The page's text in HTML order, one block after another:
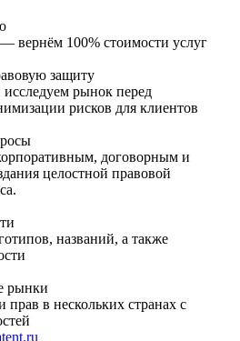
вернём 100% стоимости услуг
защиту
рынок перед
рисков для клиентов
договорным и
целостной правовой
названий, а также
рынки
в нескольких странах с